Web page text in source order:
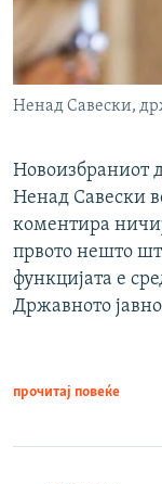
Ненад Савески,
Новоизбраниот
Ненад Савески
коментира
првото нешто
функцијата е
Државното
прочитај повеќе